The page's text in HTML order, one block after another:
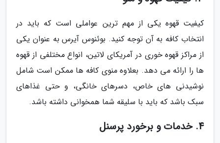
کیفیت قهوه یکی از مهم ترین عواملی است که باید در
انتخاب کافه به آن توجه کنید. بوئنوس آیرس به عنوان یکی
از مراکز قهوه خوری در آمریکای لاتین، انواع مختلفی از قهوه
ها را ارائه می دهد. بعلاوه منوی کافه ها ممکن است شامل
نوشیدنی های خاص، دسرهای خانگی، و حتی غذاهای
سبک باشد که باید با سلیقه شما همخوانی داشته باشد.
4. خدمات و برخورد پرسنل